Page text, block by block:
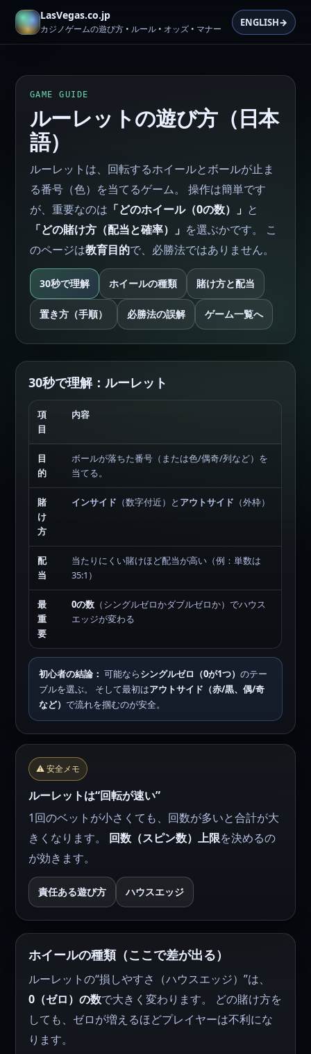
LasVegas.co.jp
カジノゲームの遊び方 • ルール • オッズ • マナー
ENGLISH→
GAME GUIDE
ルーレットの遊び方（日本
語）
ルーレットは、回転するホイールとボールが止ま
る番号（色）を当てるゲーム。 操作は簡単です
が、重要なのは 「どのホイール（0の数）」 と
「どの賭け方（配当と確率）」 を選ぶかです。 こ
のページは教育目的で、必勝法ではありません。
30秒で理解 ホイールの種類 賭け方と配当
置き方（手順） 必勝法の誤解 ゲーム一覧へ
30秒で理解：ルーレット
項
目
内容
目
的
ボールが落ちた番号（または色/偶奇/列など）を
当てる。
賭
け
方
インサイド （数字付近）と アウトサイド （外枠）
配
当
当たりにくい賭けほど配当が高い（例：単数は
35:1）
最
重
要
0の数 （シングルゼロかダブルゼロか）でハウス
エッジが変わる
初心者の結論： 可能ならシングルゼロ（0が1つ） のテー
ブルを選ぶ。 そして最初はアウトサイド（赤/黒、偶/奇
など） で流れを掴むのが安全。
⚠️ 安全メモ
ルーレットは“回転が速い”
1回のベットが小さくても、回数が多いと合計が大
きくなります。 回数（スピン数）上限を決めるの
が効きます。
責任ある遊び方 ハウスエッジ
ホイールの種類（ここで差が出る）
ルーレットの“損しやすさ（ハウスエッジ）”は、
0（ゼロ）の数で大きく変わります。 どの賭け方を
しても、ゼロが増えるほどプレイヤーは不利にな
ります。